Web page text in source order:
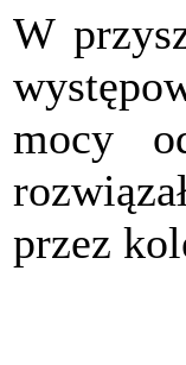
W
mocy
przez